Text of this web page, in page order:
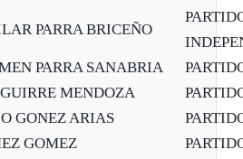
PARRA BRICEÑO
PARRA SANABRIA
MENDOZA
GONEZ ARIAS
GOMEZ